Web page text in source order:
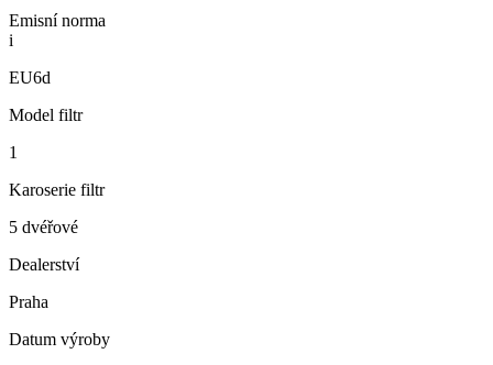
Emisní norma
i
EU6d
Model filtr
1
Karoserie filtr
5 dvéřové
Dealerství
Praha
Datum výroby